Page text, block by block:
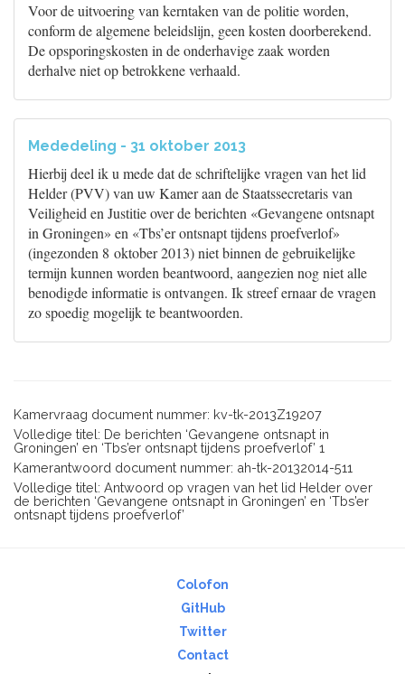
Voor de uitvoering van kerntaken van de politie worden,
conform de algemene beleidslijn, geen kosten doorberekend.
De opsporingskosten in de onderhavige zaak worden
derhalve niet op betrokkene verhaald.
Mededeling - 31 oktober 2013
Hierbij deel ik u mede dat de schriftelijke vragen van het lid
Helder (PVV) van uw Kamer aan de Staatssecretaris van
Veiligheid en Justitie over de berichten «Gevangene ontsnapt
in Groningen» en «Tbs’er ontsnapt tijdens proefverlof»
(ingezonden 8 oktober 2013) niet binnen de gebruikelijke
termijn kunnen worden beantwoord, aangezien nog niet alle
benodigde informatie is ontvangen. Ik streef ernaar de vragen
zo spoedig mogelijk te beantwoorden.
Kamervraag document nummer: kv-tk-2013Z19207
Volledige titel: De berichten ‘Gevangene ontsnapt in
Groningen’ en ‘Tbs’er ontsnapt tijdens proefverlof’ 1
Kamerantwoord document nummer: ah-tk-20132014-511
Volledige titel: Antwoord op vragen van het lid Helder over
de berichten ‘Gevangene ontsnapt in Groningen’ en ‘Tbs’er
ontsnapt tijdens proefverlof’
Colofon
GitHub
Twitter
Contact